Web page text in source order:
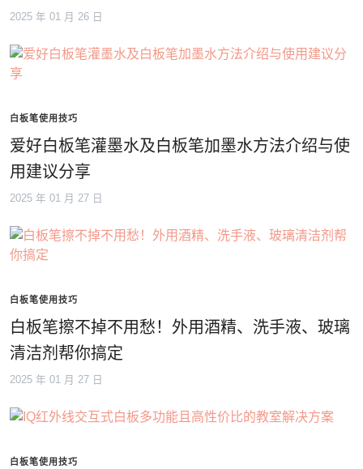
2025 年 01 月 26 日
白板笔使用技巧
爱好白板笔灌墨水及白板笔加墨水方法介绍与使
用建议分享
2025 年 01 月 27 日
白板笔使用技巧
白板笔擦不掉不用愁！外用酒精、洗手液、玻璃
清洁剂帮你搞定
2025 年 01 月 27 日
白板笔使用技巧